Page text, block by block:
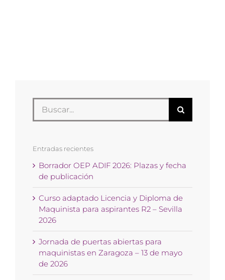
Buscar:
Entradas recientes
Borrador OEP ADIF 2026: Plazas y fecha
de publicación
Curso adaptado Licencia y Diploma de
Maquinista para aspirantes R2 – Sevilla
2026
Jornada de puertas abiertas para
maquinistas en Zaragoza – 13 de mayo
de 2026